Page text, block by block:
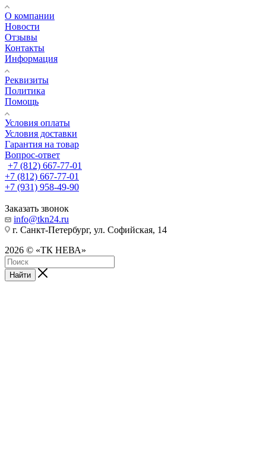
О компании
Новости
Отзывы
Контакты
Информация
Реквизиты
Политика
Помощь
Условия оплаты
Условия доставки
Гарантия на товар
Вопрос-ответ
+7 (812) 667-77-01
+7 (812) 667-77-01
+7 (931) 958-49-90
Заказать звонок
info@tkn24.ru
г. Санкт-Петербург, ул. Софийская, 14
2026 © «ТК НЕВА»
Найти